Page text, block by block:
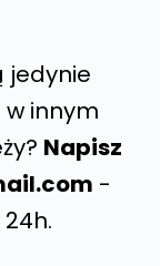
jedynie
innym
Napisz
-